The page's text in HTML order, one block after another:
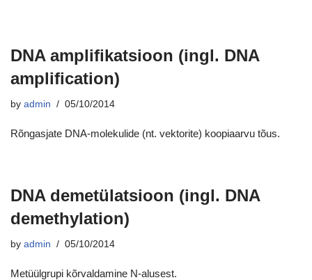
DNA amplifikatsioon (ingl. DNA
amplification)
by admin 05/10/2014
Rõngasjate DNA-molekulide (nt. vektorite) koopiaarvu tõus.
DNA demetülatsioon (ingl. DNA
demethylation)
by admin 05/10/2014
Metüülgrupi kõrvaldamine N-alusest.